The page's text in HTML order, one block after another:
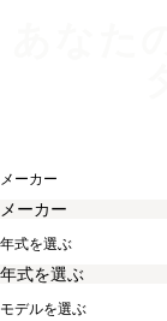
メーカー
年式を選ぶ
モデルを選ぶ